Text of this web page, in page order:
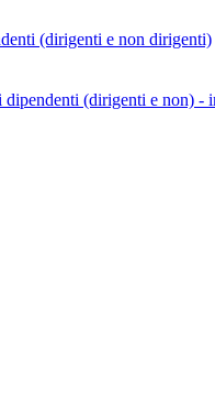
(dirigenti e non dirigenti)
(dirigenti e non) -